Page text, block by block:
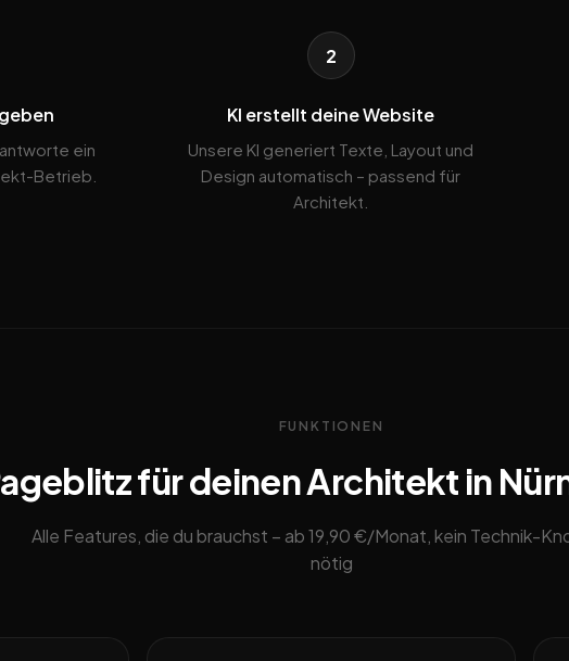
ein
Betrieb.
2
KI erstellt deine Website
Unsere KI generiert Texte, Layout und
Design automatisch – passend für
Architekt.
FUNKTIONEN
für deinen Architekt in
Alle Features, die du brauchst – ab 19,90 €/Monat, kein Technik-
nötig